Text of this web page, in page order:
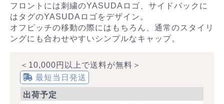
フロントには刺繍のYASUDAロゴ、サイドバックに
はタグのYASUDAロゴをデザイン。
オフピッチの移動の際にはもちろん、通常のスタイリ
ングにも合わせやすいシンプルなキャップ。
＜10,000円以上で送料が無料＞
最短当日発送
出荷予定